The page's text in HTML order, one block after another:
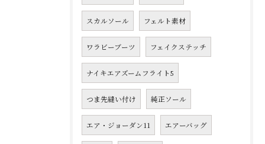
スカルソール フェルト素材
ワラビーブーツ フェイクステッチ
ナイキエアズームフライト5
つま先縫い付け 純正ソール
エア・ジョーダン11 エアーバッグ